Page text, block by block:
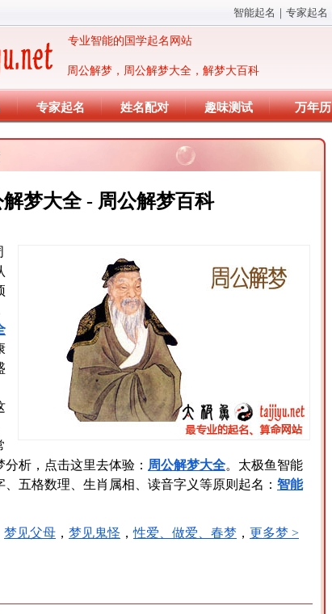
智能起名 ｜ 专家起名
周公解梦，周公解梦大全，解梦大百科
专业智能的国学起名网站
专家起名 姓名配对 趣味测试 万年历
梦大全 - 周公解梦百科
析，点击这里去体验： 周公解梦大全。太极鱼智能
五格数理、生肖属相、读音字义等原则起名： 智能
梦见父母 ， 梦见鬼怪 ，性爱、做爱、春梦 ， 更多梦 >